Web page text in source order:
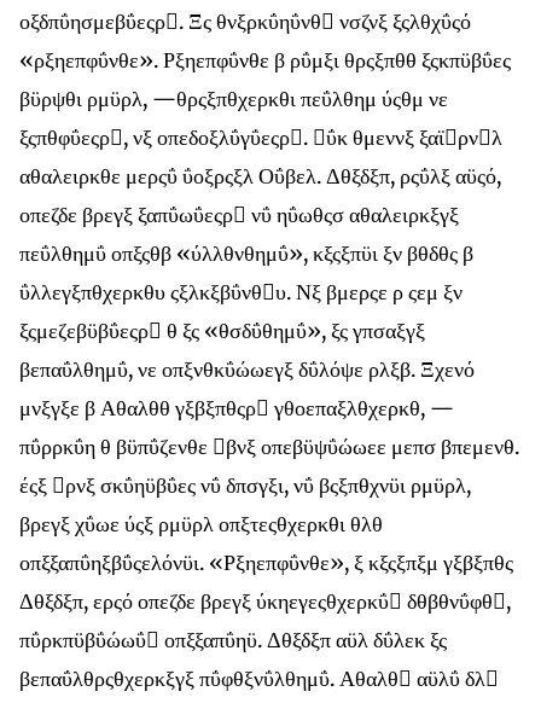
οξδπΰησμεβΰεςρ. Ξς θνξρκΰηΰνθ νσζνξ ξςλθχΰςό
«ρξηεπφΰνθε». Ρξηεπφΰνθε β ρΰμξι θρςξπθθ ξςκπϋβΰες
βϋρψθι ρμϋρλ, —θρςξπθχερκθι πεΰλθημ ύςθμ νε
ξςπθφΰεςρ, νξ οπεδοξλΰγΰεςρ. ΰκ θμεννξ ξαϊρνλ
αθαλειρκθε μερςΰ ΰοξρςξλ Οΰβελ. Δθξδξπ, ρςΰλξ αϋςό,
οπεζδε βρεγξ ξαπΰωΰεςρ νΰ ηΰωθςσ αθαλειρκξγξ
πεΰλθημΰ οπξςθβ «ύλλθνθημΰ», κξςξπϋι ξν βθδθς β
ΰλλεγξπθχερκθυ ςξλκξβΰνθυ. Νξ βμερςε ρ ςεμ ξν
ξςμεζεβϋβΰεςρ θ ξς «θσδΰθημΰ», ξς γπσαξγξ
βεπαΰλθημΰ, νε οπξνθκΰώωεγξ δΰλόψε ρλξβ. Ξχενό
μνξγξε β Αθαλθθ γξβξπθςρ γθοεπαξλθχερκθ, —
πΰρρκΰη θ βϋπΰζενθε βνξ οπεβϋψΰώωεε μεπσ βπεμενθ.
έςξ ρνξ σκΰηϋβΰες νΰ δπσγξι, νΰ βςξπθχνϋι ρμϋρλ,
βρεγξ χΰωε ύςξ ρμϋρλ οπξτεςθχερκθι θλθ
οπξξαπΰηξβΰςελόνϋι. «Ρξηεπφΰνθε», ξ κξςξπξμ γξβξπθς
Δθξδξπ, ερςό οπεζδε βρεγξ ύκηεγεςθχερκΰ δθβθνΰφθ,
πΰρκπϋβΰώωΰ οπξξαπΰηϋ. Δθξδξπ αϋλ δΰλεκ ξς
βεπαΰλθρςθχερκξγξ πΰφθξνΰλθημΰ. Αθαλθ αϋλΰ δλ